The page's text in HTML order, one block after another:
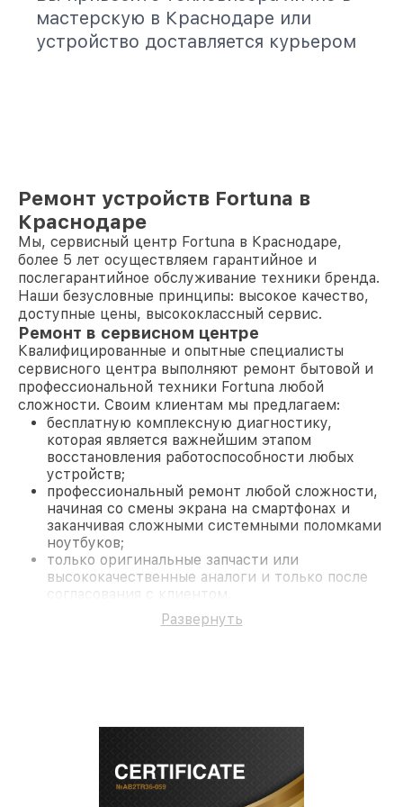
мастерскую в Краснодаре или
устройство доставляется курьером
Ремонт устройств Fortuna в
Краснодаре
Мы, сервисный центр Fortuna в Краснодаре,
более 5 лет осуществляем гарантийное и
послегарантийное обслуживание техники бренда.
Наши безусловные принципы: высокое качество,
доступные цены, высококлассный сервис.
Ремонт в сервисном центре
Квалифицированные и опытные специалисты
сервисного центра выполняют ремонт бытовой и
профессиональной техники Fortuna любой
сложности. Своим клиентам мы предлагаем:
бесплатную комплексную диагностику,
которая является важнейшим этапом
восстановления работоспособности любых
устройств;
профессиональный ремонт любой сложности,
начиная со смены экрана на смартфонах и
заканчивая сложными системными поломками
ноутбуков;
только оригинальные запчасти или
высококачественные аналоги и только после
согласования с клиентом.
На все работы и замененные комплектующие
предоставляется длительная гарантия. В случае
современное оборудование и
лицензированное ПО в ремонтно-
Развернуть